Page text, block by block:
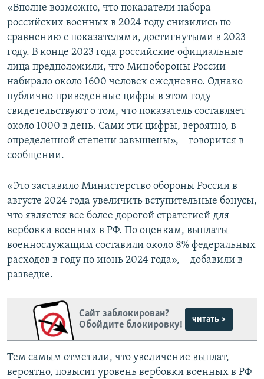
«Вполне возможно, что показатели набора
российских военных в 2024 году снизились по
сравнению с показателями, достигнутыми в 2023
году. В конце 2023 года российские официальные
лица предположили, что Минобороны России
набирало около 1600 человек ежедневно. Однако
публично приведенные цифры в этом году
свидетельствуют о том, что показатель составляет
около 1000 в день. Сами эти цифры, вероятно, в
определенной степени завышены», – говорится в
сообщении.
«Это заставило Министерство обороны России в
августе 2024 года увеличить вступительные бонусы,
что является все более дорогой стратегией для
вербовки военных в РФ. По оценкам, выплаты
военнослужащим составили около 8% федеральных
расходов в году по июнь 2024 года», – добавили в
разведке.
Сайт заблокирован?
Обойдите блокировку!
читать >
Тем самым отметили, что увеличение выплат,
вероятно, повысит уровень вербовки военных в РФ